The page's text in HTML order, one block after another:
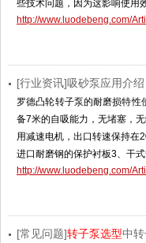
些技术问题，因为这影响使用
http://www.luodebeng.com/
[行业资讯]吸砂泵应用介绍
罗德凸轮转子泵的耐磨损特
备7米的自吸能力，无堵塞，
用减速电机，出口转速保持在
进口耐磨钢的保护衬板3、干
http://www.luodebeng.com/
[常见问题]转子泵选型中